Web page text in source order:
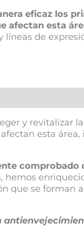
eficaz los
afectan esta
líneas de
y revitalizar
esta
comprobado
hemos
que se forman